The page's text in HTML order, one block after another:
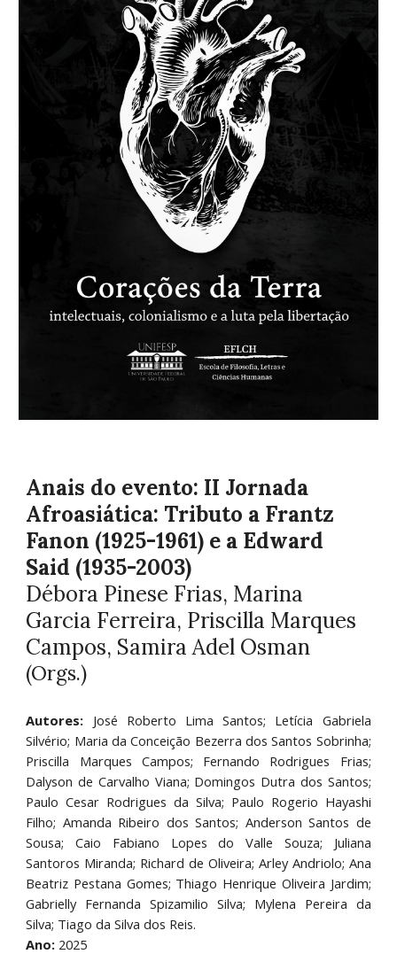
Anais do evento: II Jornada
Afroasiática: Tributo a Frantz
Fanon (1925-1961) e a Edward
Said (1935-2003)
Débora Pinese Frias, Marina
Garcia Ferreira, Priscilla Marques
Campos, Samira Adel Osman
(Orgs.)
Autores: José Roberto Lima Santos; Letícia Gabriela
Silvério; Maria da Conceição Bezerra dos Santos Sobrinha;
Priscilla Marques Campos; Fernando Rodrigues Frias;
Dalyson de Carvalho Viana; Domingos Dutra dos Santos;
Paulo Cesar Rodrigues da Silva; Paulo Rogerio Hayashi
Filho; Amanda Ribeiro dos Santos; Anderson Santos de
Sousa; Caio Fabiano Lopes do Valle Souza; Juliana
Santoros Miranda; Richard de Oliveira; Arley Andriolo; Ana
Beatriz Pestana Gomes; Thiago Henrique Oliveira Jardim;
Gabrielly Fernanda Spizamilio Silva; Mylena Pereira da
Silva; Tiago da Silva dos Reis.
Ano: 2025